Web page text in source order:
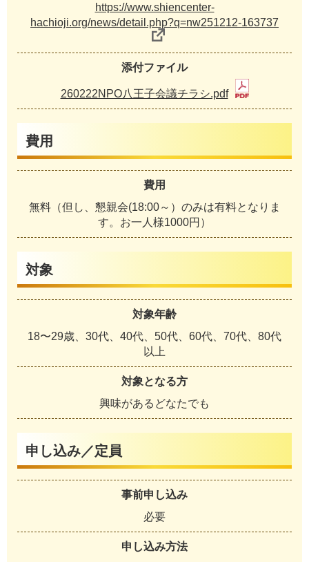
https://www.shiencenter-
hachioji.org/news/detail.php?q=nw251212-163737
添付ファイル
260222NPO八王子会議チラシ.pdf
費用
費用
無料（但し、懇親会(18:00～）のみは有料となりま
す。お一人様1000円）
対象
対象年齢
18〜29歳、30代、40代、50代、60代、70代、80代
以上
対象となる方
興味があるどなたでも
申し込み／定員
事前申し込み
必要
申し込み方法